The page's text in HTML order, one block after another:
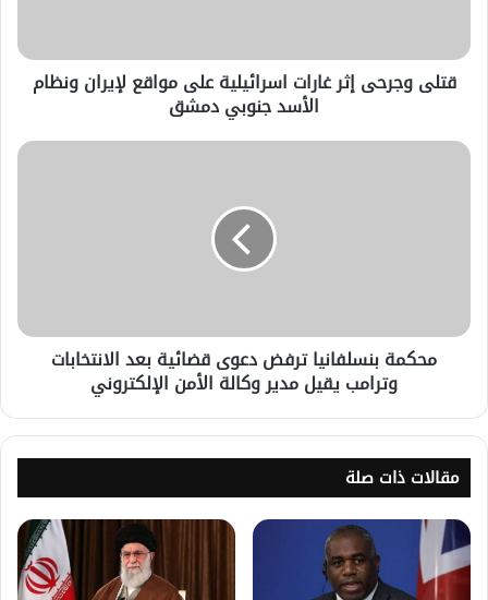
قتلى وجرحى إثر غارات اسرائيلية على مواقع لإيران ونظام
الأسد جنوبي دمشق
محكمة بنسلفانيا ترفض دعوى قضائية بعد الانتخابات
وترامب يقيل مدير وكالة الأمن الإلكتروني
مقالات ذات صلة